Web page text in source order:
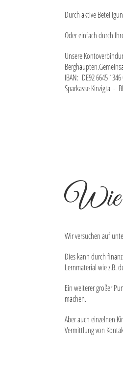
Durch aktive
Oder einfach durch
Unsere
IBAN: DE9266451346
Sparkasse Kinzigtal -
Wie
Wir versuchen auf
Dies kann durch
Lernmaterial wie z.B.
Ein weiterer großer
machen.
Aber auch einzelnen
Vermittlung von